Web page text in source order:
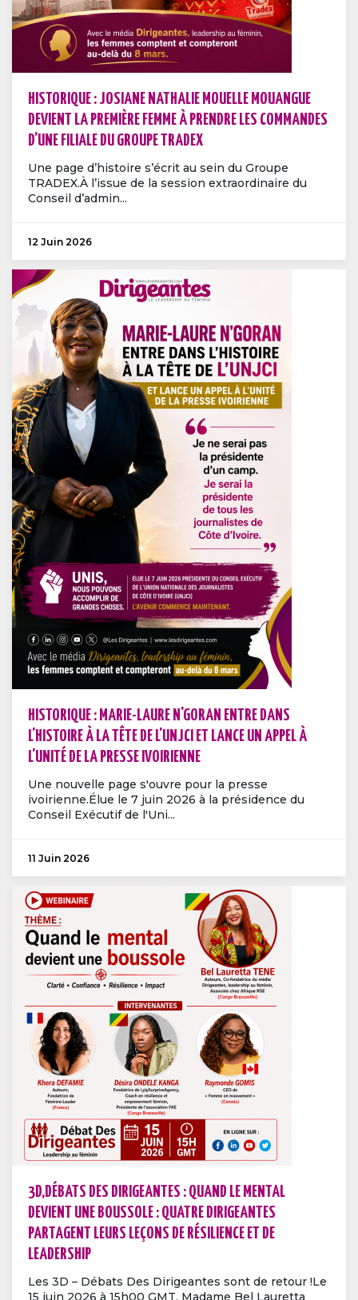
HISTORIQUE : JOSIANE NATHALIE MOUELLE MOUANGUE
DEVIENT LA PREMIÈRE FEMME À PRENDRE LES COMMANDES
D’UNE FILIALE DU GROUPE TRADEX
Une page d’histoire s’écrit au sein du Groupe
TRADEX.À l’issue de la session extraordinaire du
Conseil d’admin...
12 Juin 2026
HISTORIQUE : MARIE-LAURE N'GORAN ENTRE DANS
L'HISTOIRE À LA TÊTE DE L'UNJCI ET LANCE UN APPEL À
L'UNITÉ DE LA PRESSE IVOIRIENNE
Une nouvelle page s'ouvre pour la presse
ivoirienne.Élue le 7 juin 2026 à la présidence du
Conseil Exécutif de l'Uni...
11 Juin 2026
3D,DÉBATS DES DIRIGEANTES : QUAND LE MENTAL
DEVIENT UNE BOUSSOLE : QUATRE DIRIGEANTES
PARTAGENT LEURS LEÇONS DE RÉSILIENCE ET DE
LEADERSHIP
Les 3D – Débats Des Dirigeantes sont de retour !Le
15 juin 2026 à 15h00 GMT, Madame Bel Lauretta